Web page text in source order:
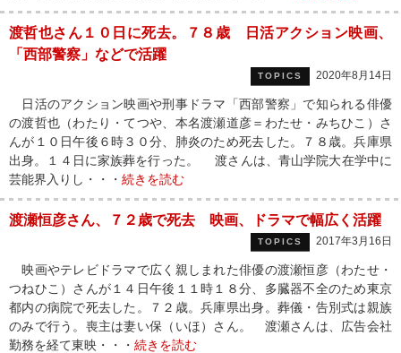
渡哲也さん１０日に死去。７８歳 日活アクション映画、
「西部警察」などで活躍
TOPICS 2020年8月14日
日活のアクション映画や刑事ドラマ「西部警察」で知られる俳優
の渡哲也（わたり・てつや、本名渡瀬道彦＝わたせ・みちひこ）さ
んが１０日午後６時３０分、肺炎のため死去した。７８歳。兵庫県
出身。１４日に家族葬を行った。 渡さんは、青山学院大在学中に
芸能界入りし・・・ 続きを読む
渡瀬恒彦さん、７２歳で死去 映画、ドラマで幅広く活躍
TOPICS 2017年3月16日
映画やテレビドラマで広く親しまれた俳優の渡瀬恒彦（わたせ・
つねひこ）さんが１４日午後１１時１８分、多臓器不全のため東京
都内の病院で死去した。７２歳。兵庫県出身。葬儀・告別式は親族
のみで行う。喪主は妻い保（いほ）さん。 渡瀬さんは、広告会社
勤務を経て東映・・・ 続きを読む